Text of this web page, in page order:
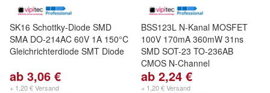
SK16 Schottky-Diode SMD
SMA DO-214AC 60V 1A 150°C
Gleichrichterdiode SMT Diode
ab 3,06 €
+ 1,20 € Versand
BSS123L N-Kanal MOSFET
100V 170mA 360mW 31ns
SMD SOT-23 TO-236AB
CMOS N-Channel
ab 2,24 €
+ 1,20 € Versand